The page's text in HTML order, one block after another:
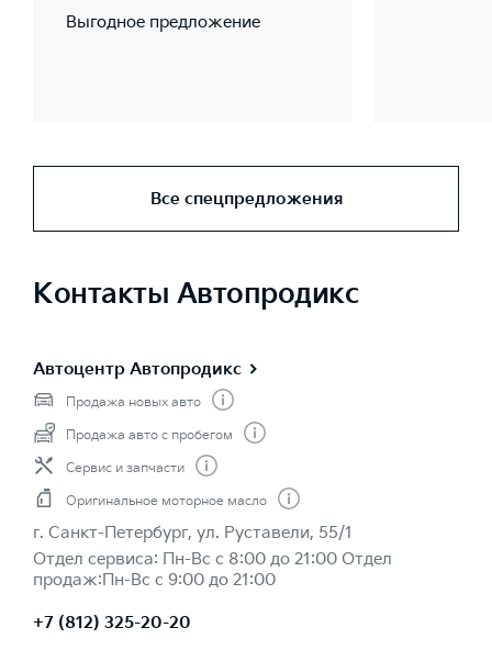
Выгодное предложение
Все спецпредложения
Контакты Автопродикс
Автоцентр Автопродикс
Продажа новых авто
Продажа авто с пробегом
Сервис и запчасти
Оригинальное моторное масло
г. Санкт-Петербург, ул. Руставели, 55/1
Отдел сервиса: Пн-Вс с 8:00 до 21:00 Отдел
продаж:Пн-Вс с 9:00 до 21:00
+7 (812) 325-20-20